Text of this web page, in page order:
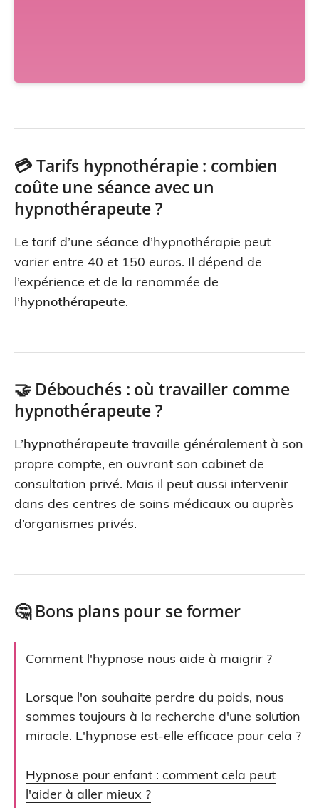
💳 Tarifs hypnothérapie : combien
coûte une séance avec un
hypnothérapeute ?
Le tarif d’une séance d’hypnothérapie peut
varier entre 40 et 150 euros. Il dépend de
l’expérience et de la renommée de
l’hypnothérapeute.
🤝 Débouchés : où travailler comme
hypnothérapeute ?
L’hypnothérapeute travaille généralement à son
propre compte, en ouvrant son cabinet de
consultation privé. Mais il peut aussi intervenir
dans des centres de soins médicaux ou auprès
d’organismes privés.
🤔 Bons plans pour se former
Comment l'hypnose nous aide à maigrir ?
Lorsque l'on souhaite perdre du poids, nous
sommes toujours à la recherche d'une solution
miracle. L'hypnose est-elle efficace pour cela ?
Hypnose pour enfant : comment cela peut
l'aider à aller mieux ?